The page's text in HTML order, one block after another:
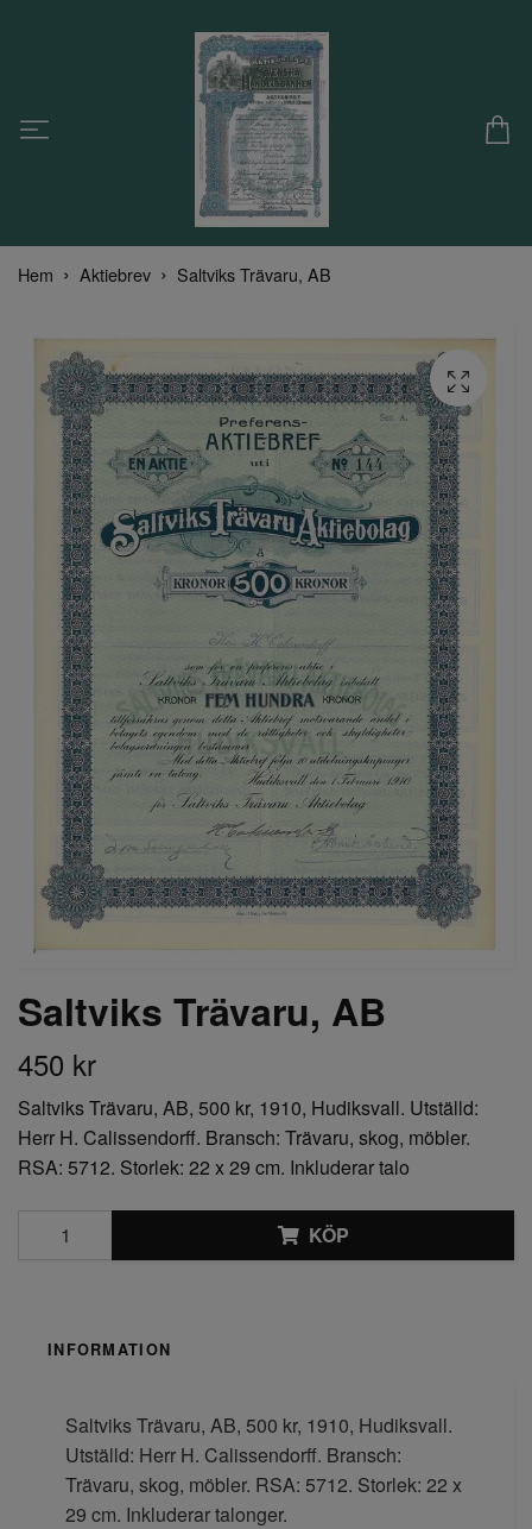
Hem Aktiebrev Saltviks Trävaru, AB
Saltviks Trävaru, AB
450 kr
Saltviks Trävaru, AB, 500 kr, 1910, Hudiksvall. Utställd:
Herr H. Calissendorff. Bransch: Trävaru, skog, möbler.
RSA: 5712. Storlek: 22 x 29 cm. Inkluderar talo
KÖP
INFORMATION
Saltviks Trävaru, AB, 500 kr, 1910, Hudiksvall.
Utställd: Herr H. Calissendorff. Bransch:
Trävaru, skog, möbler. RSA: 5712. Storlek: 22 x
29 cm. Inkluderar talonger.